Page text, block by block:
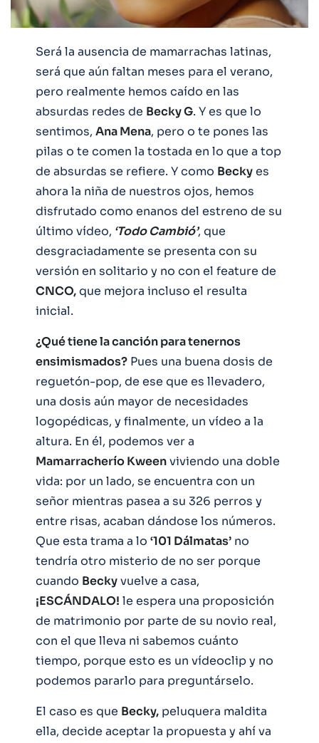
Será la ausencia de mamarrachas latinas,
será que aún faltan meses para el verano,
pero realmente hemos caído en las
absurdas redes de Becky G. Y es que lo
sentimos, Ana Mena, pero o te pones las
pilas o te comen la tostada en lo que a top
de absurdas se refiere. Y como Beckyes
ahora la niña de nuestros ojos, hemos
disfrutado como enanos del estreno de su
último vídeo, ‘Todo Cambió’, que
desgraciadamente se presenta con su
versión en solitario y no con el feature de
CNCO,que mejora incluso el resulta
inicial.
¿Qué tiene la canción para tenernos
ensimismados? Pues una buena dosis de
reguetón-pop, de ese que es llevadero,
una dosis aún mayor de necesidades
logopédicas, y finalmente, un vídeo a la
altura. En él, podemos ver a
Mamarracherío Kweenviviendo una doble
vida: por un lado, se encuentra con un
señor mientras pasea a su 326 perros y
entre risas, acaban dándose los números.
Que esta trama a lo ‘101 Dálmatas’ no
tendría otro misterio de no ser porque
cuando Beckyvuelve a casa,
¡ESCÁNDALO! le espera una proposición
de matrimonio por parte de su novio real,
con el que lleva ni sabemos cuánto
tiempo, porque esto es un vídeoclip y no
podemos pararlo para preguntárselo.
El caso es que Becky, peluquera maldita
ella, decide aceptar la propuesta y ahí va